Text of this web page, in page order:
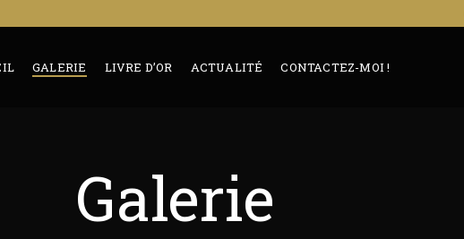
GALERIE LIVRE D’OR ACTUALITÉ CONTACTEZ-MOI !
Galerie